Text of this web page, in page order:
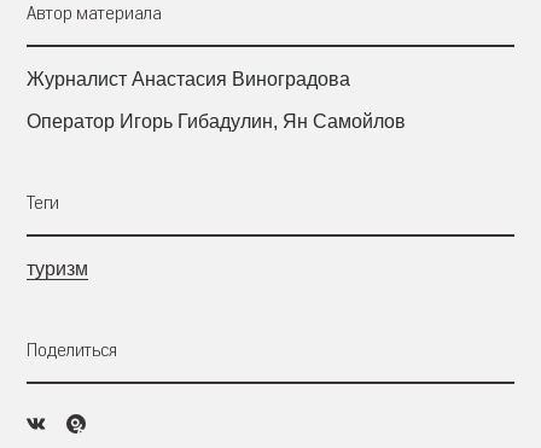
Автор материала
Журналист Анастасия Виноградова
Оператор Игорь Гибадулин, Ян Самойлов
Теги
туризм
Поделиться